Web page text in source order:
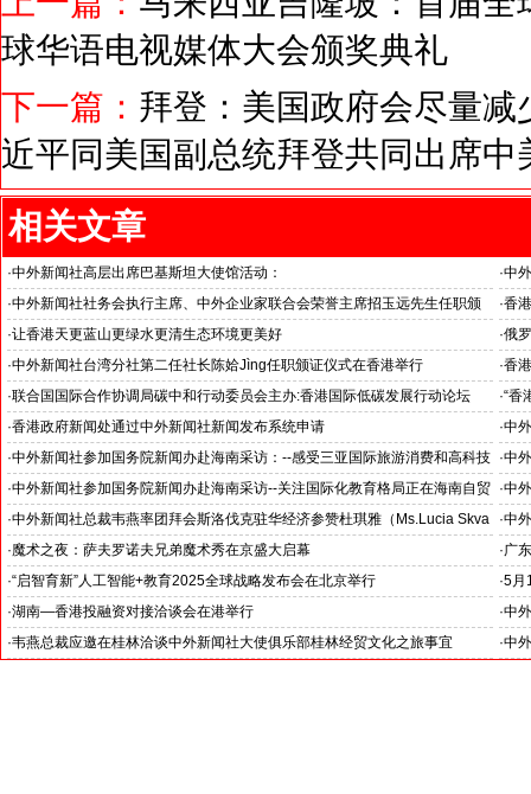
球华语电视媒体大会颁奖典礼
下一篇： 拜登：美国政府会尽量
近平同美国副总统拜登共同出席中
相关文章
·中外新闻社高层出席巴基斯坦大使馆活动：
医药、保健和生物科技职业技术教育与培训专题研讨会
·中
北
·中外新闻社社务会执行主席、中外企业家联合会荣誉主席招玉远先生任职颁
证仪式在香港举行
·香
·让香港天更蓝山更绿水更清生态环境更美好
聚焦十四届全国人大四次会议香港代表团审议生态环境法典草案
·俄
·中外新闻社台湾分社第二任社长陈姶Jìng任职颁证仪式在香港举行 ·香
·联合国国际合作协调局碳中和行动委员会主办:香港国际低碳发展行动论坛
--促进低碳领域技术交流 深化低碳经济国际合作
·“香
中
·香港政府新闻处通过中外新闻社新闻发布系统申请 ·中
·中外新闻社参加国务院新闻办赴海南采访：--感受三亚国际旅游消费和高科技
酒店
·中
洽
·中外新闻社参加国务院新闻办赴海南采访--关注国际化教育格局正在海南自贸
港加速形成
·中
·中外新闻社总裁韦燕率团拜会斯洛伐克驻华经济参赞杜琪雅（Ms.Lucia Skva
reninova）
洽谈与斯洛伐克政府大型投融资项目合作
·中
·魔术之夜：萨夫罗诺夫兄弟魔术秀在京盛大启幕 ·广
·“启智育新”人工智能+教育2025全球战略发布会在北京举行 ·5月
庆
·湖南—香港投融资对接洽谈会在港举行 ·中
纪
·韦燕总裁应邀在桂林洽谈中外新闻社大使俱乐部桂林经贸文化之旅事宜 ·中